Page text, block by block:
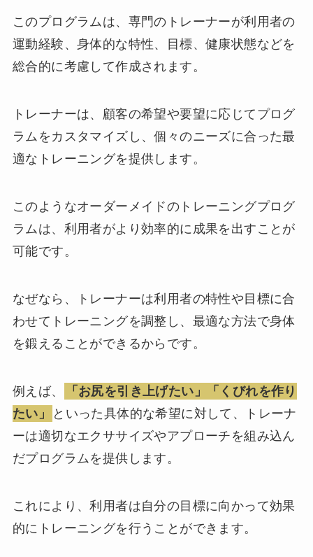
このプログラムは、専門のトレーナーが利用者の
運動経験、身体的な特性、目標、健康状態などを
総合的に考慮して作成されます。
トレーナーは、顧客の希望や要望に応じてプログ
ラムをカスタマイズし、個々のニーズに合った最
適なトレーニングを提供します。
このようなオーダーメイドのトレーニングプログ
ラムは、利用者がより効率的に成果を出すことが
可能です。
なぜなら、トレーナーは利用者の特性や目標に合
わせてトレーニングを調整し、最適な方法で身体
を鍛えることができるからです。
例えば、
「お尻を引き上げたい」「くびれを作り
たい」
といった具体的な希望に対して、トレーナ
ーは適切なエクササイズやアプローチを組み込ん
だプログラムを提供します。
これにより、利用者は自分の目標に向かって効果
的にトレーニングを行うことができます。